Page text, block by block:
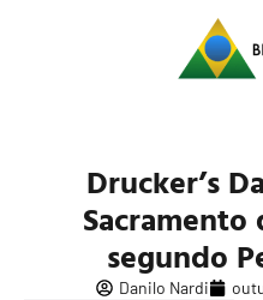
Drucker’s
segundo
Danilo Nardi